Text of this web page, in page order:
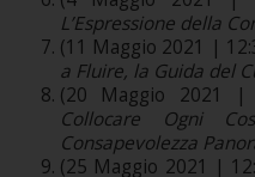
L’Espressione della
(11 Maggio 2021 |
a Fluire, la Guida del
(20 Maggio 2021
Collocare Ogni
Consapevolezza
(25 Maggio 2021 |